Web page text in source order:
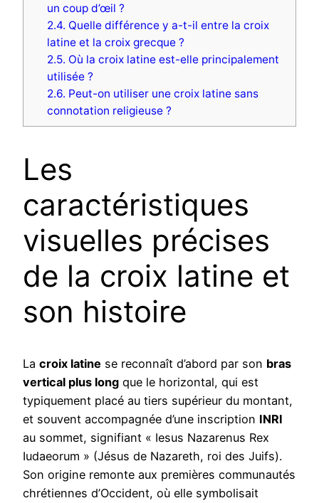
un coup d’œil ?
2.4. Quelle différence y a-t-il entre la croix
latine et la croix grecque ?
2.5. Où la croix latine est-elle principalement
utilisée ?
2.6. Peut-on utiliser une croix latine sans
connotation religieuse ?
Les
caractéristiques
visuelles précises
de la croix latine et
son histoire
La croix latine se reconnaît d’abord par son bras
vertical plus long que le horizontal, qui est
typiquement placé au tiers supérieur du montant,
et souvent accompagnée d’une inscription INRI
au sommet, signifiant « Iesus Nazarenus Rex
Iudaeorum » (Jésus de Nazareth, roi des Juifs).
Son origine remonte aux premières communautés
chrétiennes d’Occident, où elle symbolisait